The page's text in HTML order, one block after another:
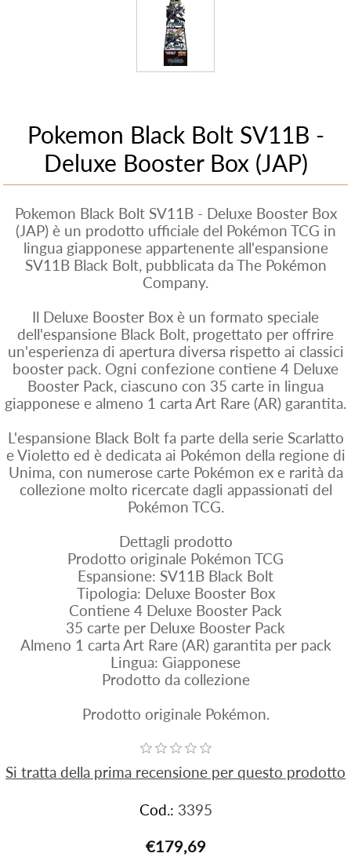
Pokemon Black Bolt SV11B -
Deluxe Booster Box (JAP)
Pokemon Black Bolt SV11B - Deluxe Booster Box
(JAP) è un prodotto ufficiale del Pokémon TCG in
lingua giapponese appartenente all'espansione
SV11B Black Bolt, pubblicata da The Pokémon
Company.
Il Deluxe Booster Box è un formato speciale
dell'espansione Black Bolt, progettato per offrire
un'esperienza di apertura diversa rispetto ai classici
booster pack. Ogni confezione contiene 4 Deluxe
Booster Pack, ciascuno con 35 carte in lingua
giapponese e almeno 1 carta Art Rare (AR) garantita.
L'espansione Black Bolt fa parte della serie Scarlatto
e Violetto ed è dedicata ai Pokémon della regione di
Unima, con numerose carte Pokémon ex e rarità da
collezione molto ricercate dagli appassionati del
Pokémon TCG.
Dettagli prodotto
Prodotto originale Pokémon TCG
Espansione: SV11B Black Bolt
Tipologia: Deluxe Booster Box
Contiene 4 Deluxe Booster Pack
35 carte per Deluxe Booster Pack
Almeno 1 carta Art Rare (AR) garantita per pack
Lingua: Giapponese
Prodotto da collezione
Prodotto originale Pokémon.
Si tratta della prima recensione per questo prodotto
Cod.: 3395
€179,69